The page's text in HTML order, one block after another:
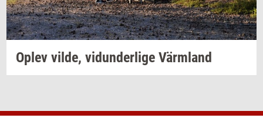
Oplev vilde, vi­dun­der­li­ge Värmland